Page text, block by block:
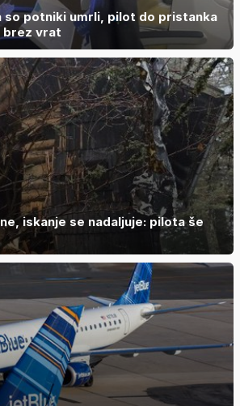
so potniki umrli, pilot do pristanka
brez vrat
iskanje se nadaljuje: pilota še